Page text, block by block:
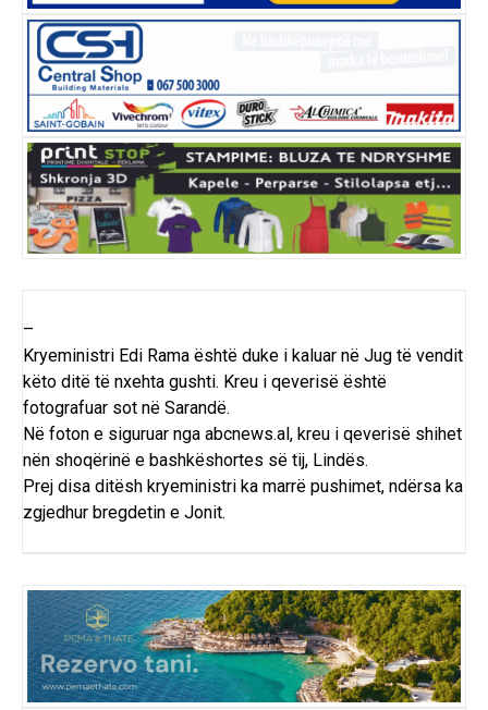
–
Kryeministri Edi Rama është duke i kaluar në Jug të vendit
këto ditë të nxehta gushti. Kreu i qeverisë është
fotografuar sot në Sarandë.
Në foton e siguruar nga abcnews.al, kreu i qeverisë shihet
nën shoqërinë e bashkëshortes së tij, Lindës.
Prej disa ditësh kryeministri ka marrë pushimet, ndërsa ka
zgjedhur bregdetin e Jonit.